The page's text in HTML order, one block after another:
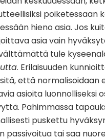
poiketessaan
hieno asia. Jos
asia vain
tule
. Erilaisuuden
että normalisoidaan
asioita luonnolliseksi
Pahimmassa
puskettu
passivoitua tai saa